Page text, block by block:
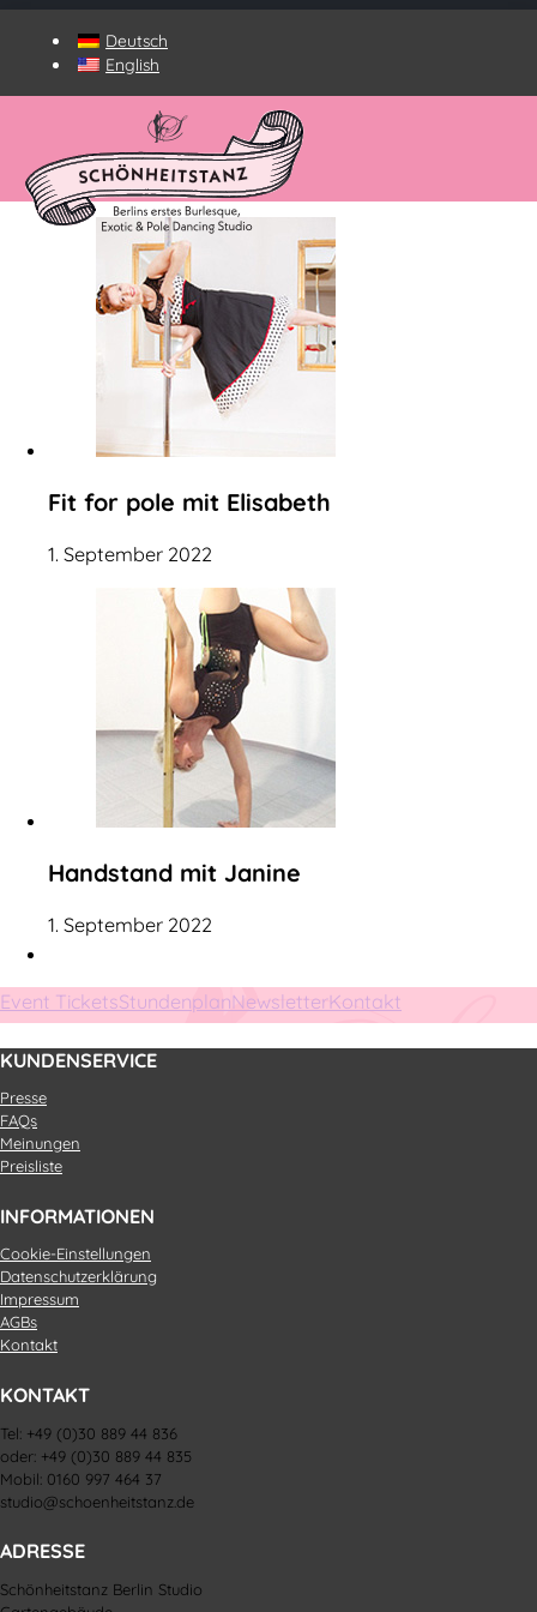
Deutsch
English
Kurs-Kategorie:Krafttraining
Fit for pole mit Elisabeth
1. September 2022
Handstand mit Janine
1. September 2022
Event TicketsStundenplanNewsletter Kontakt
KUNDENSERVICE
Presse
FAQs
Meinungen
Preisliste
INFORMATIONEN
Cookie-Einstellungen
Datenschutzerklärung
Impressum
AGBs
Kontakt
KONTAKT
Tel: +49 (0)30 889 44 836
oder: +49 (0)30 889 44 835
Mobil: 0160 997 464 37
studio@schoenheitstanz.de
ADRESSE
Schönheitstanz Berlin Studio